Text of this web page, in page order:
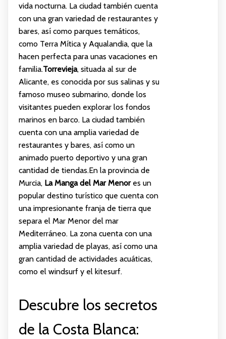
vida nocturna. La ciudad también cuenta
con una gran variedad de restaurantes y
bares, así como parques temáticos,
como Terra Mítica y Aqualandia, que la
hacen perfecta para unas vacaciones en
familia.Torrevieja, situada al sur de
Alicante, es conocida por sus salinas y su
famoso museo submarino, donde los
visitantes pueden explorar los fondos
marinos en barco. La ciudad también
cuenta con una amplia variedad de
restaurantes y bares, así como un
animado puerto deportivo y una gran
cantidad de tiendas.En la provincia de
Murcia, La Manga del Mar Menores un
popular destino turístico que cuenta con
una impresionante franja de tierra que
separa el Mar Menor del mar
Mediterráneo. La zona cuenta con una
amplia variedad de playas, así como una
gran cantidad de actividades acuáticas,
como el windsurf y el kitesurf.
Descubre los secretos
de la Costa Blanca: